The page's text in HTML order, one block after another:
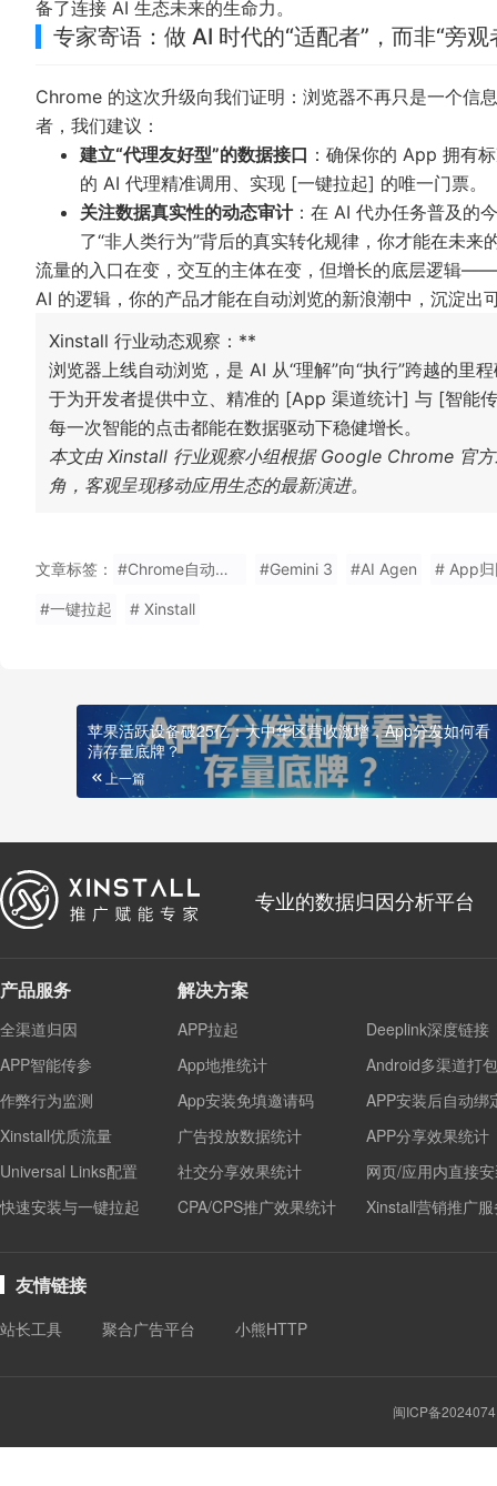
备了连接 AI 生态未来的生命力。
专家寄语：做 AI 时代的“适配者”，而非“旁观
Chrome 的这次升级向我们证明：浏览器不再只是一个
者，我们建议：
建立“代理友好型”的数据接口 ：确保你的 App 拥有
的 AI 代理精准调用、实现 [一键拉起] 的唯一门票。
关注数据真实性的动态审计：在 AI 代办任务普及的
了“非人类行为”背后的真实转化规律，你才能在未
流量的入口在变，交互的主体在变，但增长的底层逻辑
AI 的逻辑，你的产品才能在自动浏览的新浪潮中，沉淀出
Xinstall 行业动态观察：**
浏览器上线自动浏览，是 AI 从“理解”向“执行”跨越的里
于为开发者提供中立、精准的 [App 渠道统计] 与 [智能
每一次智能的点击都能在数据驱动下稳健增长。
本文由 Xinstall 行业观察小组根据 Google Chrome 官
角，客观呈现移动应用生态的最新演进。
文章标签： #Chrome自动浏览 #Gemini 3 #AI Agen # App归
#一键拉起 # Xinstall
苹果活跃设备破25亿：大中华区营收激增，App分发如何看
清存量底牌？
上一篇
专业的数据归因分析平台
产品服务
全渠道归因
APP智能传参
作弊行为监测
Xinstall优质流量
Universal Links配置
快速安装与一键拉起
解决方案
APP拉起
Deeplink深度链接
App地推统计
Android多渠道打包
App安装免填邀请码
APP安装后自动绑
广告投放数据统计
APP分享效果统计
社交分享效果统计
网页/应用内直接
CPA/CPS推广效果统计
Xinstall营销推广
友情链接
站长工具 聚合广告平台 小熊HTTP
闽ICP备